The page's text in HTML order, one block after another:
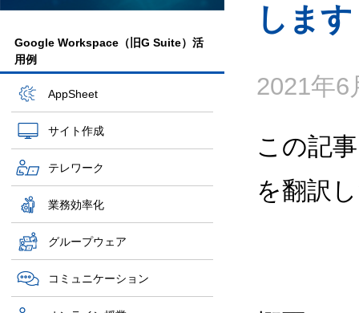
Google Workspace（旧G Suite）活
用例
AppSheet
サイト作成
テレワーク
業務効率化
グループウェア
コミュニケーション
します
2021年6
この記
を翻訳